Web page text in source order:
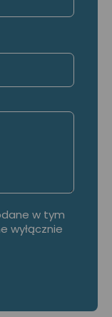
w tym
wyłącznie